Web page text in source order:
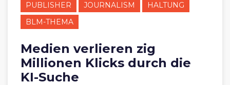
PUBLISHER JOURNALISM
HALTUNG
BLM-THEMA
Medien verlieren zig
Millionen Klicks durch die
KI-Suche